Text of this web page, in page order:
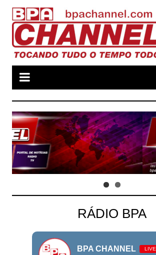
para
conteúdo
RÁDIO BPA
BPA CHANNEL LIVE